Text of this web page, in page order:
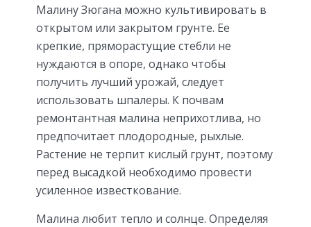
Малину Зюгана можно культивировать в
открытом или закрытом грунте. Ее
крепкие, пряморастущие стебли не
нуждаются в опоре, однако чтобы
получить лучший урожай, следует
использовать шпалеры. К почвам
ремонтантная малина неприхотлива, но
предпочитает плодородные, рыхлые.
Растение не терпит кислый грунт, поэтому
перед высадкой необходимо провести
усиленное известкование.
Малина любит тепло и солнце. Определяя